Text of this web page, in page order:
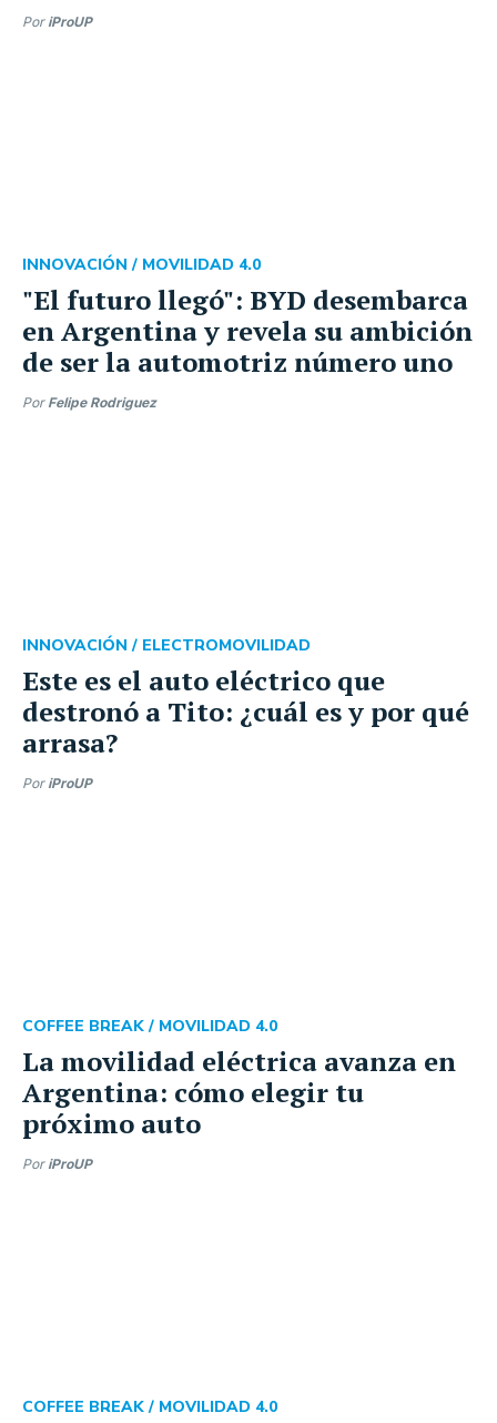
Por iProUP
"El futuro llegó": BYD desembarca
en Argentina y revela su ambición
de ser la automotriz número uno
INNOVACIÓN / MOVILIDAD 4.0
Por Felipe Rodriguez
Este es el auto eléctrico que
destronó a Tito: ¿cuál es y por qué
arrasa?
INNOVACIÓN / ELECTROMOVILIDAD
Por iProUP
La movilidad eléctrica avanza en
Argentina: cómo elegir tu
próximo auto
COFFEE BREAK / MOVILIDAD 4.0
Por iProUP
COFFEE BREAK / MOVILIDAD 4.0